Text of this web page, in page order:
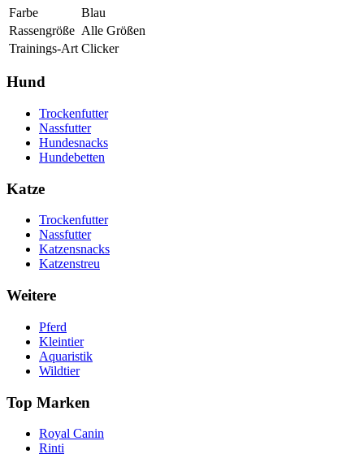
Farbe
Blau
Rassengröße Alle Größen
Trainings-Art Clicker
Hund
Trockenfutter
Nassfutter
Hundesnacks
Hundebetten
Katze
Trockenfutter
Nassfutter
Katzensnacks
Katzenstreu
Weitere
Pferd
Kleintier
Aquaristik
Wildtier
Top Marken
Royal Canin
Rinti